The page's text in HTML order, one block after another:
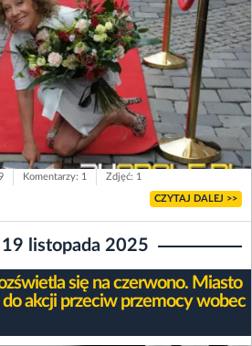
Komentarzy: 1 Zdjęć: 1
CZYTAJ DALEJ >>
19 listopada 2025
się na czerwono. Miasto
do akcji przeciw przemocy wobec